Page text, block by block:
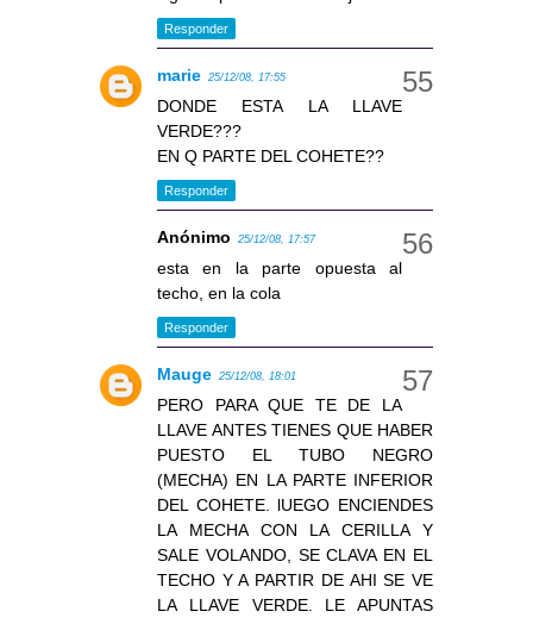
Responder
marie 25/12/08, 17:55
DONDE ESTA LA LLAVE
VERDE???
EN Q PARTE DEL COHETE??
Responder
Anónimo 25/12/08, 17:57
esta en la parte opuesta al
techo, en la cola
Responder
Mauge 25/12/08, 18:01
PERO PARA QUE TE DE LA
LLAVE ANTES TIENES QUE HABER
PUESTO EL TUBO NEGRO
(MECHA) EN LA PARTE INFERIOR
DEL COHETE. lUEGO ENCIENDES
LA MECHA CON LA CERILLA Y
SALE VOLANDO, SE CLAVA EN EL
TECHO Y A PARTIR DE AHI SE VE
LA LLAVE VERDE. LE APUNTAS